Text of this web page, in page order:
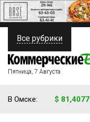
ПОЛИТИКА
ФИНАНСЫ
Все рубрики
Пятница, 7 Августа
В Омске: $ 81,4077